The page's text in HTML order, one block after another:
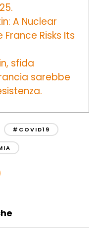
A Nuclear
France Risks Its
sfida
sarebbe
#COVID19